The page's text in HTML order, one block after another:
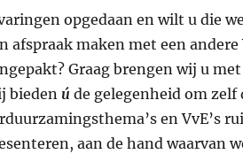
opgedaan en wilt u die
afspraak maken met een
Graag brengen wij u
bieden ú de gelegenheid om
en VvE’s
aan de hand waarvan